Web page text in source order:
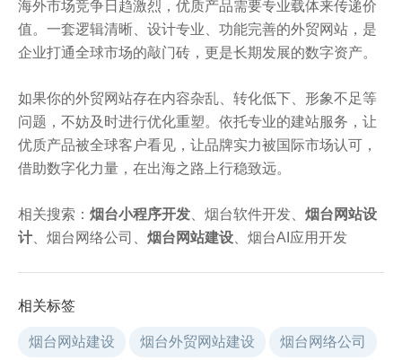
海外市场竞争日趋激烈，优质产品需要专业载体来传递价
值。一套逻辑清晰、设计专业、功能完善的外贸网站，是
企业打通全球市场的敲门砖，更是长期发展的数字资产。
如果你的外贸网站存在内容杂乱、转化低下、形象不足等
问题，不妨及时进行优化重塑。依托专业的建站服务，让
优质产品被全球客户看见，让品牌实力被国际市场认可，
借助数字化力量，在出海之路上行稳致远。
相关搜索： 烟台小程序开发 、烟台软件开发、 烟台网站设
计 、烟台网络公司、 烟台网站建设 、烟台AI应用开发
相关标签
烟台网站建设 烟台外贸网站建设 烟台网络公司